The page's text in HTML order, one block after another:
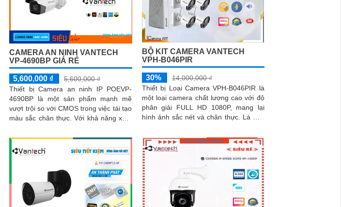
CAMERA AN NINH VANTECH
VP-4690BP GIÁ RẺ
5,600,000 ₫
5,600,000 ₫
Thiết bị Camera an ninh IP POEVP-
4690BP là một sản phẩm mạnh mẽ
vượt trội so với CMOS trong việc tái tạo
màu sắc chân thực. Với khả năng xem
80m...
BỘ KIT CAMERA VANTECH
VPH-B046PIR
30%
14,000,000 ₫
Thiết bị Loại Camera VPH-B046PIR là
một loại camera chất lượng cao với độ
phân giải FULL HD 1080P, mang lại
hình ảnh sắc nét và chân thực. Là một